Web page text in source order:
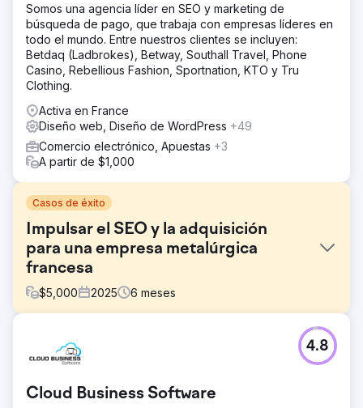
Somos una agencia líder en SEO y marketing de
búsqueda de pago, que trabaja con empresas líderes en
todo el mundo. Entre nuestros clientes se incluyen:
Betdaq (Ladbrokes), Betway, Southall Travel, Phone
Casino, Rebellious Fashion, Sportnation, KTO y Tru
Clothing.
Activa en France
Diseño web, Diseño de WordPress +49
Comercio electrónico, Apuestas +3
A partir de $1,000
Casos de éxito
Impulsar el SEO y la adquisición
para una empresa metalúrgica
francesa
$5,000 2025 6 meses
Brun & Doutté, una reconocida empresa de metalistería y
artesanía del hierro, se enfrentaba a una visibilidad online
3000 visitas mensuales. Necesitaban una estrategia digital
Cloud Business Software
4.8